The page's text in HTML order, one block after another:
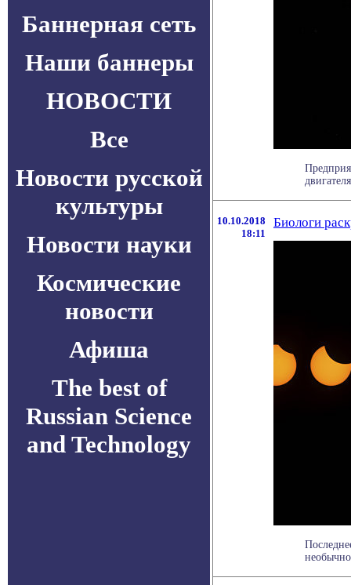
Баннерная сеть
Наши баннеры
НОВОСТИ
Все
Новости русской
культуры
Новости науки
Космические
новости
Афиша
The best of
Russian Science
and Technology
10.10.2018
18:11
Биологи